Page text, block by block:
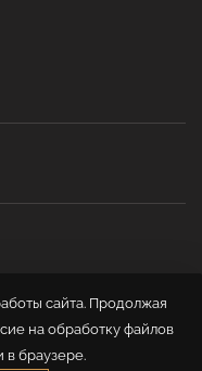
сайта. Продолжая
на обработку файлов
в браузере.